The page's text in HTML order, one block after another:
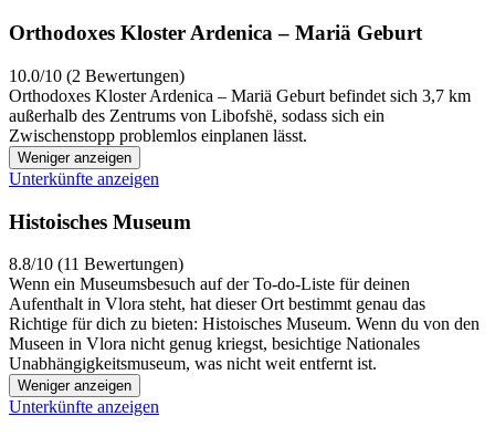
Orthodoxes Kloster Ardenica – Mariä Geburt
10.0/10 (2 Bewertungen)
Orthodoxes Kloster Ardenica – Mariä Geburt befindet sich 3,7 km
außerhalb des Zentrums von Libofshë, sodass sich ein
Zwischenstopp problemlos einplanen lässt.
Weniger anzeigen
Unterkünfte anzeigen
Histoisches Museum
8.8/10 (11 Bewertungen)
Wenn ein Museumsbesuch auf der To-do-Liste für deinen
Aufenthalt in Vlora steht, hat dieser Ort bestimmt genau das
Richtige für dich zu bieten: Histoisches Museum. Wenn du von den
Museen in Vlora nicht genug kriegst, besichtige Nationales
Unabhängigkeitsmuseum, was nicht weit entfernt ist.
Weniger anzeigen
Unterkünfte anzeigen